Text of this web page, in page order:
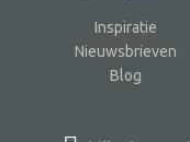
Inspiratie
Nieuwsbrieven
Blog